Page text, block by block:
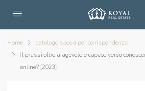
Home
catalogo sposa per corrispondenza
Il prassi oltre a agevole e capace verso
online? [2023]